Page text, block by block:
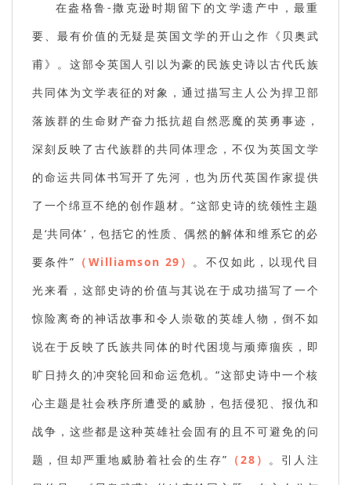
在盎格鲁-撒克逊时期留下的文学遗产中，最重
要、最有价值的无疑是英国文学的开山之作《贝奥武
甫》。这部令英国人引以为豪的民族史诗以古代氏族
共同体为文学表征的对象，通过描写主人公为捍卫部
落族群的生命财产奋力抵抗超自然恶魔的英勇事迹，
深刻反映了古代族群的共同体理念，不仅为英国文学
的命运共同体书写开了先河，也为历代英国作家提供
了一个绵亘不绝的创作题材。“这部史诗的统领性主题
是‘共同体’，包括它的性质、偶然的解体和维系它的必
要条件” （Williamson 29） 。不仅如此，以现代目
光来看，这部史诗的价值与其说在于成功描写了一个
惊险离奇的神话故事和令人崇敬的英雄人物，倒不如
说在于反映了氏族共同体的时代困境与顽瘴痼疾，即
旷日持久的冲突轮回和命运危机。“这部史诗中一个核
心主题是社会秩序所遭受的威胁，包括侵犯、报仇和
战争，这些都是这种英雄社会固有的且不可避免的问
题，但却严重地威胁着社会的生存” （28）
。引人注